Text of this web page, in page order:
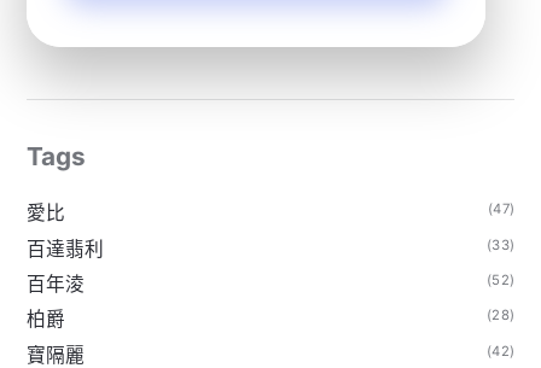
Tags
愛比 (47)
百達翡利 (33)
百年淩 (52)
柏爵 (28)
寶隔麗 (42)